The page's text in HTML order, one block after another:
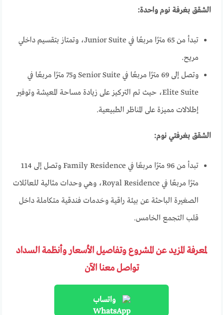
الشقق بغرفة نوم واحدة:
تبدأ من 65 مترًا مربعًا في Junior Suite، وتمتاز بتقسيم داخلي
مريح.
وتصل إلى 69 مترًا مربعًا في Senior Suite و75 مترًا مربعًا في
Elite Suite، حيث تم التركيز على زيادة مساحة المعيشة وتوفير
إطلالات مميزة على المناظر الطبيعية.
الشقق بغرفتي نوم:
تبدأ من 96 مترًا مربعًا في Family Residence وتصل إلى 114
مترًا مربعًا في Royal Residence، وهي وحدات مثالية للعائلات
الصغيرة الباحثة عن بيئة راقية وخدمات فندقية متكاملة داخل
قلب التجمع الخامس.
لمعرفة المزيد عن المشروع وتفاصيل الأسعار وأنظمة السداد
تواصل معنا الآن
واتساب